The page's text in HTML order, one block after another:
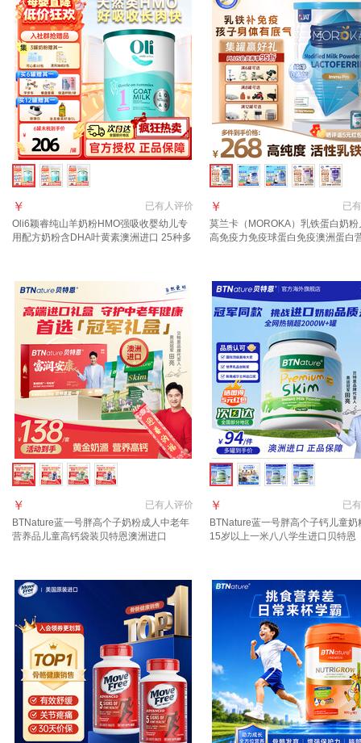
已有人评价
￥
Oli6颖睿纯山羊奶粉HMO强吸收婴幼儿专
用配方奶粉含DHA叶黄素澳洲进口 25种多
已有
￥
莫兰卡（MOROKA）乳铁蛋白奶粉
高免疫力免疫球蛋白免疫澳洲蛋白
已有人评价
￥
BTNature蓝一号胖高个子奶粉成人中老年
营养品儿童高钙袋装贝特恩澳洲进口
已有
￥
BTNature蓝一号胖高个子钙儿童奶
15岁以上一米八八学生进口贝特恩